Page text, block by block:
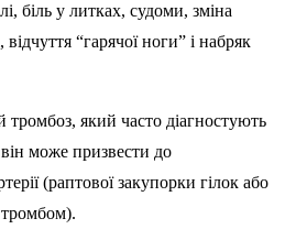
біль у литках, судоми, зміна
“гарячої ноги” і набряк
який часто діагностують
він може призвести до
(раптової закупорки гілок або
тромбом).